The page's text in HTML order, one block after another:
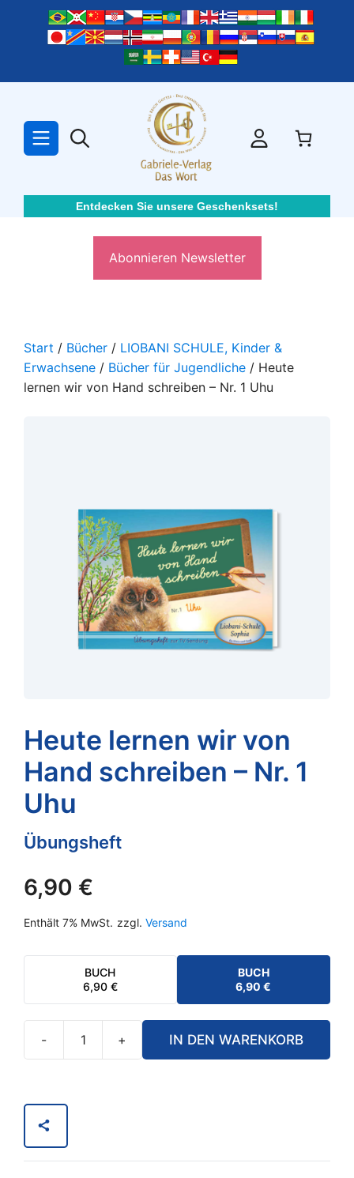
springen
Entdecken Sie unsere Geschenksets!
Abonnieren Newsletter
Start / Bücher / LIOBANI SCHULE, Kinder &
Erwachsene / Bücher für Jugendliche / Heute
lernen wir von Hand schreiben – Nr. 1 Uhu
Heute lernen wir von
Hand schreiben – Nr. 1
Uhu
Übungsheft
6,90 €
Enthält 7% MwSt. zzgl. Versand
BUCH
6,90 €
BUCH
6,90€
-
Heute
-
+ IN DEN WARENKORB